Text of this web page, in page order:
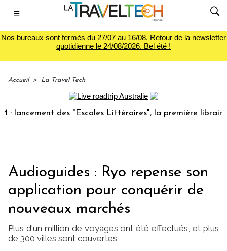
☰
Nos bureaux sont fermés du 27/07 au 16/08. Retour de la newsletter
quotidienne le 24/08/2026. Bel été !
Accueil > La Travel Tech
des "Escales Littéraires", la première librairie du
Audioguides : Ryo repense son
application pour conquérir de
nouveaux marchés
Plus d'un million de voyages ont été effectués, et plus
de 300 villes sont couvertes